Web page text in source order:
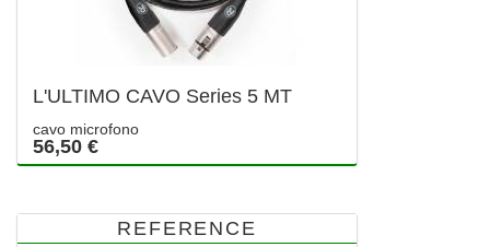
L'ULTIMO CAVO Series 5 MT
cavo microfono
56,50 €
REFERENCE